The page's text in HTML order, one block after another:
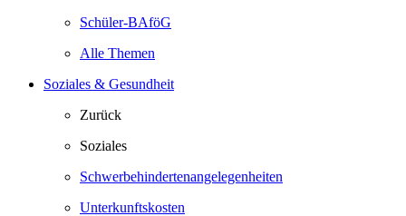
Schüler-BAföG
Alle Themen
Soziales & Gesundheit
Zurück
Soziales
Schwerbehindertenangelegenheiten
Unterkunftskosten